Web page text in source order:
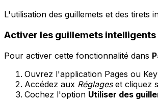
L'utilisation des guillemets et des
Activer les guillemets
Pour activer cette fonctionnalité dans
Ouvrez l'application Pages ou
Accédez aux Réglageset cliquez
Cochez l'option Utiliser des